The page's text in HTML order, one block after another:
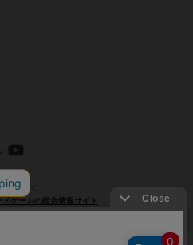
(c)
ドゲームの総合情報サイト